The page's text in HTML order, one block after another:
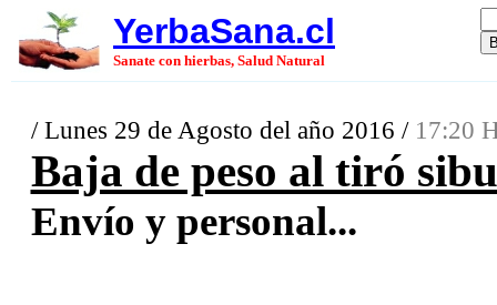
YerbaSana.cl
Sanate con hierbas, Salud Natural
/ Lunes 29 de Agosto del año 2016 / 17:20
Baja de peso al tiró
Envío y personal...